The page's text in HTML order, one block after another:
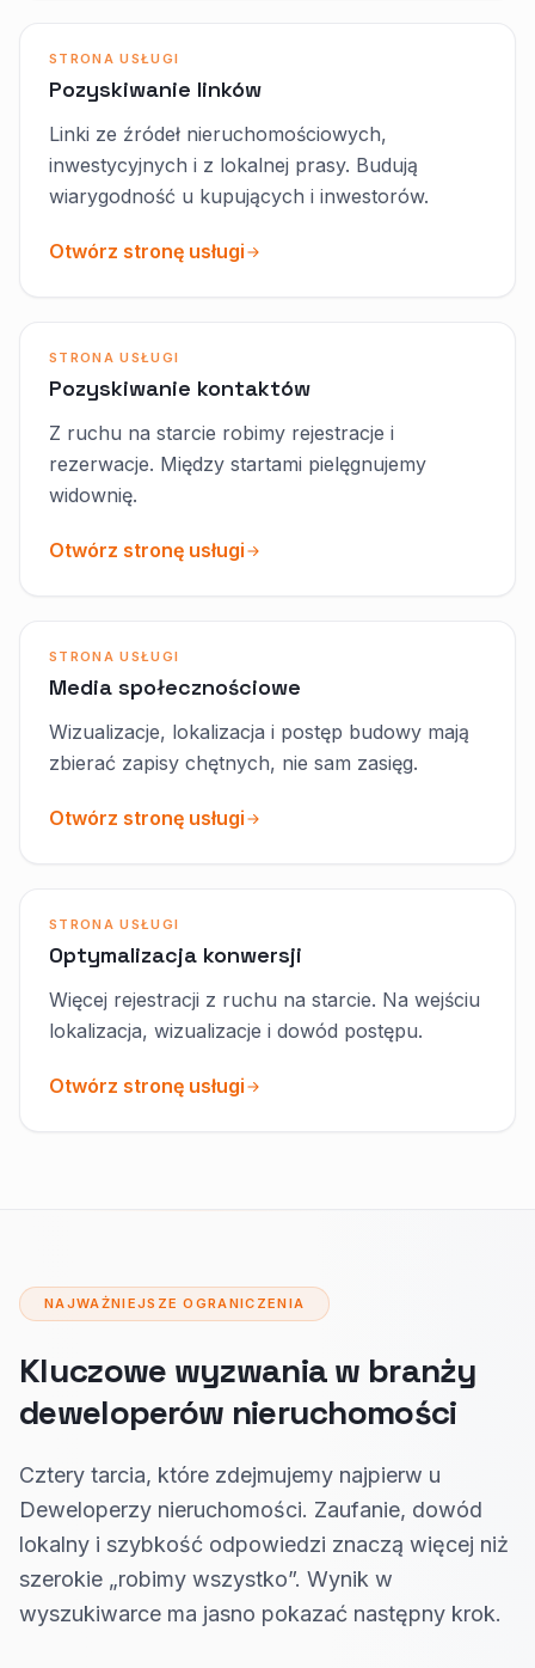
STRONA USŁUGI
Pozyskiwanie linków
Linki ze źródeł nieruchomościowych,
inwestycyjnych i z lokalnej prasy. Budują
wiarygodność u kupujących i inwestorów.
Otwórz stronę usługi
STRONA USŁUGI
Pozyskiwanie kontaktów
Z ruchu na starcie robimy rejestracje i
rezerwacje. Między startami pielęgnujemy
widownię.
Otwórz stronę usługi
STRONA USŁUGI
Media społecznościowe
Wizualizacje, lokalizacja i postęp budowy mają
zbierać zapisy chętnych, nie sam zasięg.
Otwórz stronę usługi
STRONA USŁUGI
Optymalizacja konwersji
Więcej rejestracji z ruchu na starcie. Na wejściu
lokalizacja, wizualizacje i dowód postępu.
Otwórz stronę usługi
NAJWAŻNIEJSZE OGRANICZENIA
Kluczowe wyzwania w branży
deweloperów nieruchomości
Cztery tarcia, które zdejmujemy najpierw u
Deweloperzy nieruchomości. Zaufanie, dowód
lokalny i szybkość odpowiedzi znaczą więcej niż
szerokie „robimy wszystko”. Wynik w
wyszukiwarce ma jasno pokazać następny krok.